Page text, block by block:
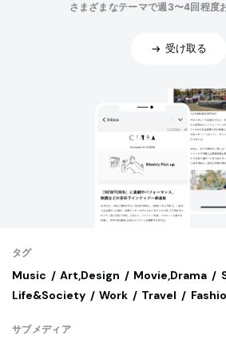
さまざまなテーマで週3〜4回程度
受け取る
タグ
Music Art,Design Movie,Drama
Life&Society
Work Travel
サブメディア